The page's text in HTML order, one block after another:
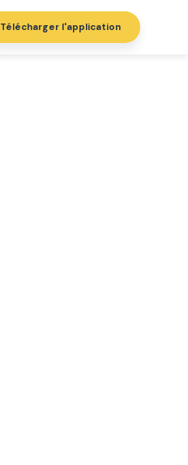
Télécharger l'application